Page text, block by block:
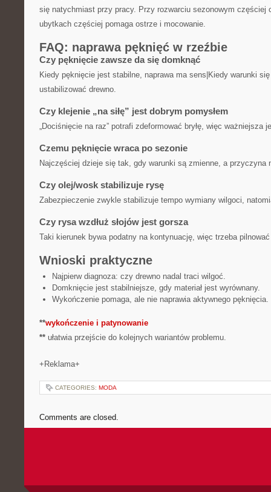
się natychmiast przy pracy. Przy rozwarciu sezonowym częściej
ubytkach częściej pomaga ostrze i mocowanie.
FAQ: naprawa pęknięć w rzeźbie
Czy pęknięcie zawsze da się domknąć
Kiedy pęknięcie jest stabilne, naprawa ma sens|Kiedy warunki
ustabilizować drewno.
Czy klejenie „na siłę” jest dobrym pomysłem
„Dociśnięcie na raz” potrafi zdeformować bryłę, więc ważniejsza
Czemu pęknięcie wraca po sezonie
Najczęściej dzieje się tak, gdy warunki są zmienne, a przyczyna
Czy olej/wosk stabilizuje rysę
Zabezpieczenie zwykle stabilizuje tempo wymiany wilgoci,
Czy rysa wzdłuż słojów jest gorsza
Taki kierunek bywa podatny na kontynuację, więc trzeba pilnować
Wnioski praktyczne
Najpierw diagnoza: czy drewno nadal traci wilgoć.
Domknięcie jest stabilniejsze, gdy materiał jest wyrównany.
Wykończenie pomaga, ale nie naprawia aktywnego pęknięcia.
**wykończenie i patynowanie
** ułatwia przejście do kolejnych wariantów problemu.
+Reklama+
CATEGORIES: MODA
Comments are closed.